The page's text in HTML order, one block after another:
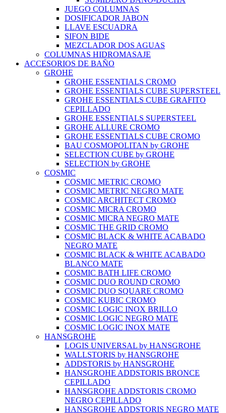
JUEGO COLUMNAS
DOSIFICADOR JABON
LLAVE ESCUADRA
SIFON BIDE
MEZCLADOR DOS AGUAS
COLUMNAS HIDROMASAJE
ACCESORIOS DE BAÑO
GROHE
GROHE ESSENTIALS CROMO
GROHE ESSENTIALS CUBE SUPERSTEEL
GROHE ESSENTIALS CUBE GRAFITO
CEPILLADO
GROHE ESSENTIALS SUPERSTEEL
GROHE ALLURE CROMO
GROHE ESSENTIALS CUBE CROMO
BAU COSMOPOLITAN by GROHE
SELECTION CUBE by GROHE
SELECTION by GROHE
COSMIC
COSMIC METRIC CROMO
COSMIC METRIC NEGRO MATE
COSMIC ARCHITECT CROMO
COSMIC MICRA CROMO
COSMIC MICRA NEGRO MATE
COSMIC THE GRID CROMO
COSMIC BLACK & WHITE ACABADO
NEGRO MATE
COSMIC BLACK & WHITE ACABADO
BLANCO MATE
COSMIC BATH LIFE CROMO
COSMIC DUO ROUND CROMO
COSMIC DUO SQUARE CROMO
COSMIC KUBIC CROMO
COSMIC LOGIC INOX BRILLO
COSMIC LOGIC NEGRO MATE
COSMIC LOGIC INOX MATE
HANSGROHE
LOGIS UNIVERSAL by HANSGROHE
WALLSTORIS by HANSGROHE
ADDSTORIS by HANSGROHE
HANSGROHE ADDSTORIS BRONCE
CEPILLADO
HANSGROHE ADDSTORIS CROMO
NEGRO CEPILLADO
HANSGROHE ADDSTORIS NEGRO MATE